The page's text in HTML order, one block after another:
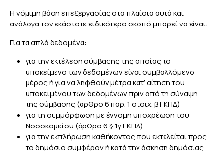
Η νόμιμη βάση επεξεργασίας στα πλαίσια αυτά και
ανάλογα τον εκάστοτε ειδικότερο σκοπό μπορεί να είναι:
Για τα απλά δεδομένα:
για την εκτέλεση σύμβασης της οποίας το
υποκείμενο των δεδομένων είναι συμβαλλόμενο
μέρος ή για να ληφθούν μέτρα κατ’ αίτηση του
υποκειμένου των δεδομένων πριν από τη σύναψη
της σύμβασης (άρθρο 6 παρ. 1 στοιχ. β ΓΚΠΔ)
για τη συμμόρφωση με έννομη υποχρέωση του
Νοσοκομείου (άρθρο 6 § 1γ ΓΚΠΔ)
για την εκπλήρωση καθήκοντος που εκτελείται προς
το δημόσιο συμφέρον ή κατά την άσκηση δημόσιας